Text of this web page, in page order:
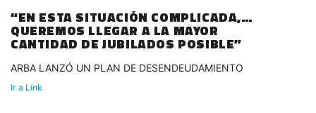
“EN ESTA SITUACIÓN COMPLICADA,
QUEREMOS LLEGAR A LA MAYOR
CANTIDAD DE JUBILADOS POSIBLE”
ARBA LANZÓ UN PLAN DE DESENDEUDAMIENTO
Ir a Link